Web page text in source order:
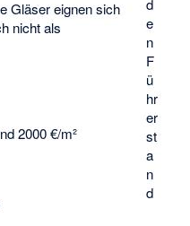
d
e
n
F
ü
hr
er
st
a
n
d
Gläser eignen sich
nicht als
2000 €/m²